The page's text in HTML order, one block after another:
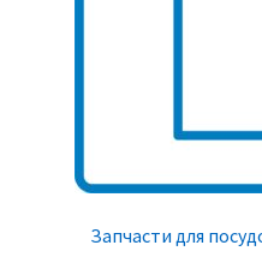
Запчасти для